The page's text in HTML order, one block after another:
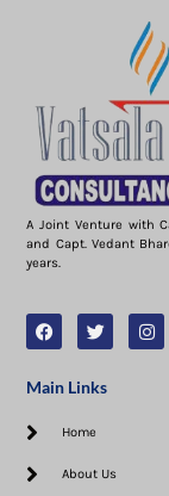
A Joint Venture with
and Capt. Vedant
years.
Main Links
Home
About Us